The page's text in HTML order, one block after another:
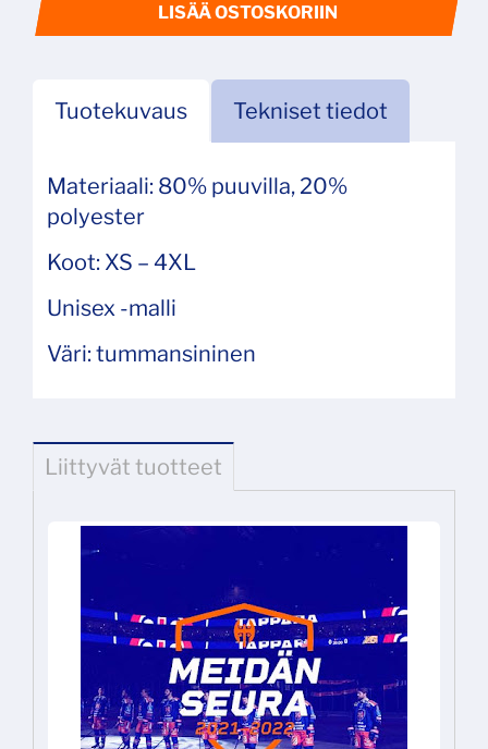
LISÄÄ OSTOSKORIIN
Tuotekuvaus Tekniset tiedot
Materiaali: 80% puuvilla, 20%
polyester
Koot: XS – 4XL
Unisex -malli
Väri: tummansininen
Liittyvät tuotteet